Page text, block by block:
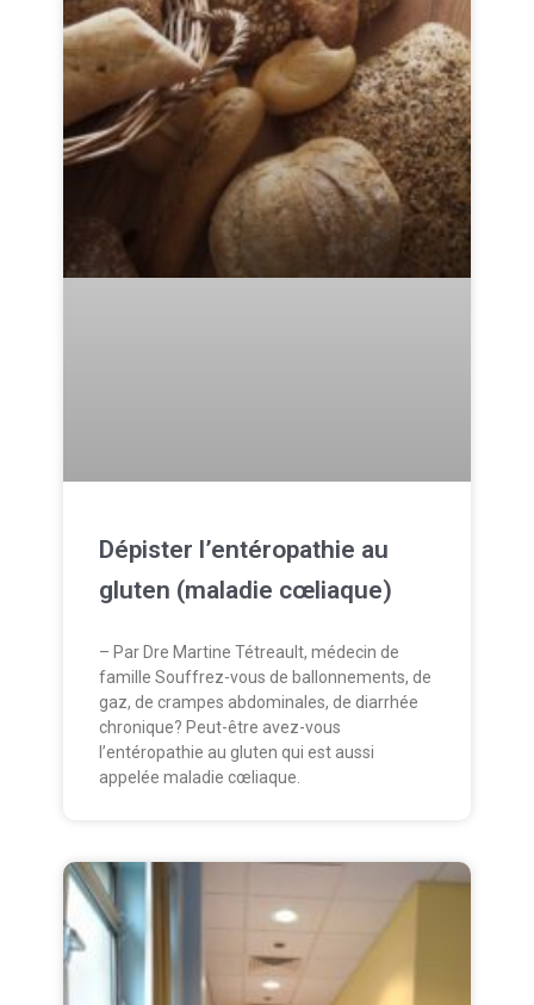
Dépister l’entéropathie au
gluten (maladie cœliaque)
– Par Dre Martine Tétreault, médecin de
famille Souffrez-vous de ballonnements, de
gaz, de crampes abdominales, de diarrhée
chronique? Peut-être avez-vous
l’entéropathie au gluten qui est aussi
appelée maladie cœliaque.